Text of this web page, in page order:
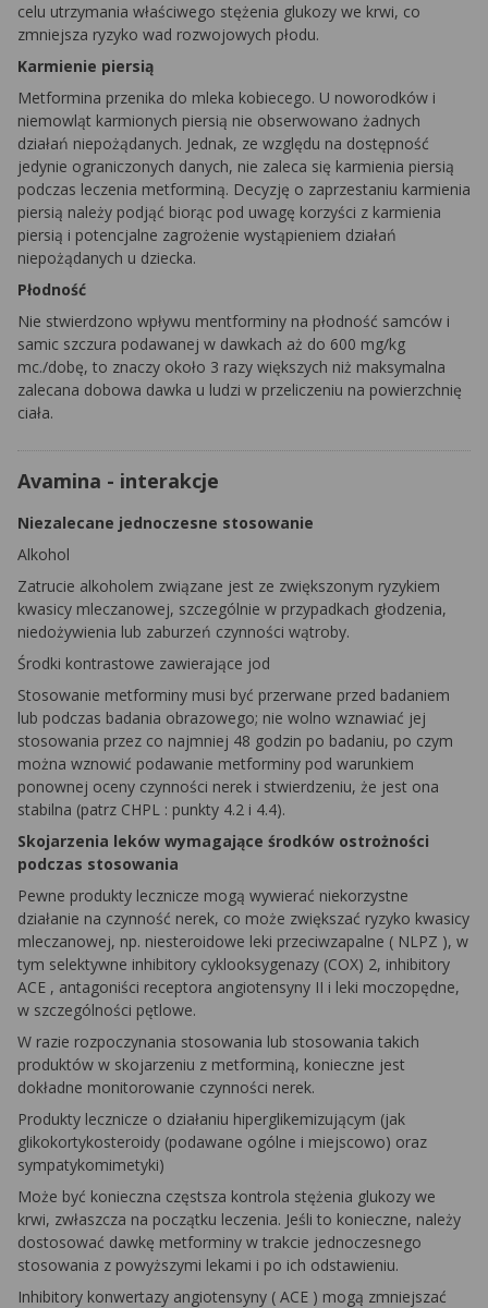
celu utrzymania właściwego stężenia glukozy we krwi, co
zmniejsza ryzyko wad rozwojowych płodu.
Karmienie piersią
Metformina przenika do mleka kobiecego. U noworodków i
niemowląt karmionych piersią nie obserwowano żadnych
działań niepożądanych. Jednak, ze względu na dostępność
jedynie ograniczonych danych, nie zaleca się karmienia piersią
podczas leczenia metforminą. Decyzję o zaprzestaniu karmienia
piersią należy podjąć biorąc pod uwagę korzyści z karmienia
piersią i potencjalne zagrożenie wystąpieniem działań
niepożądanych u dziecka.
Płodność
Nie stwierdzono wpływu mentforminy na płodność samców i
samic szczura podawanej w dawkach aż do 600 mg/kg
mc./dobę, to znaczy około 3 razy większych niż maksymalna
zalecana dobowa dawka u ludzi w przeliczeniu na powierzchnię
ciała.
Avamina - interakcje
Niezalecane jednoczesne stosowanie
Alkohol
Zatrucie alkoholem związane jest ze zwiększonym ryzykiem
kwasicy mleczanowej, szczególnie w przypadkach głodzenia,
niedożywienia lub zaburzeń czynności wątroby.
Środki kontrastowe zawierające jod
Stosowanie metforminy musi być przerwane przed badaniem
lub podczas badania obrazowego; nie wolno wznawiać jej
stosowania przez co najmniej 48 godzin po badaniu, po czym
można wznowić podawanie metforminy pod warunkiem
ponownej oceny czynności nerek i stwierdzeniu, że jest ona
stabilna (patrz CHPL : punkty 4.2 i 4.4).
Skojarzenia leków wymagające środków ostrożności
podczas stosowania
Pewne produkty lecznicze mogą wywierać niekorzystne
działanie na czynność nerek, co może zwiększać ryzyko kwasicy
mleczanowej, np. niesteroidowe leki przeciwzapalne ( NLPZ ), w
tym selektywne inhibitory cyklooksygenazy (COX) 2, inhibitory
ACE , antagoniści receptora angiotensyny II i leki moczopędne,
w szczególności pętlowe.
W razie rozpoczynania stosowania lub stosowania takich
produktów w skojarzeniu z metforminą, konieczne jest
dokładne monitorowanie czynności nerek.
Produkty lecznicze o działaniu hiperglikemizującym (jak
glikokortykosteroidy (podawane ogólne i miejscowo) oraz
sympatykomimetyki)
Może być konieczna częstsza kontrola stężenia glukozy we
krwi, zwłaszcza na początku leczenia. Jeśli to konieczne, należy
dostosować dawkę metforminy w trakcie jednoczesnego
stosowania z powyższymi lekami i po ich odstawieniu.
Inhibitory konwertazy angiotensyny ( ACE ) mogą zmniejszać